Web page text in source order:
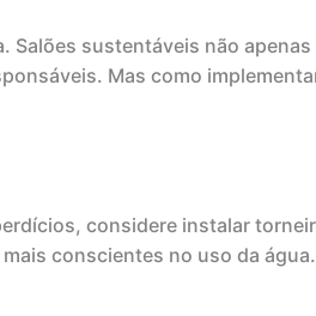
Salões sustentáveis não
Mas como
considere instalar
conscientes no uso da água.